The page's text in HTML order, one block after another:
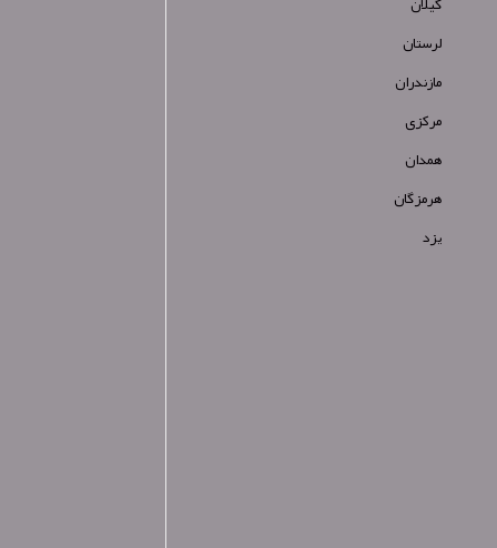
لرستان
مازندران
مرکزی
همدان
هرمزگان
یزد